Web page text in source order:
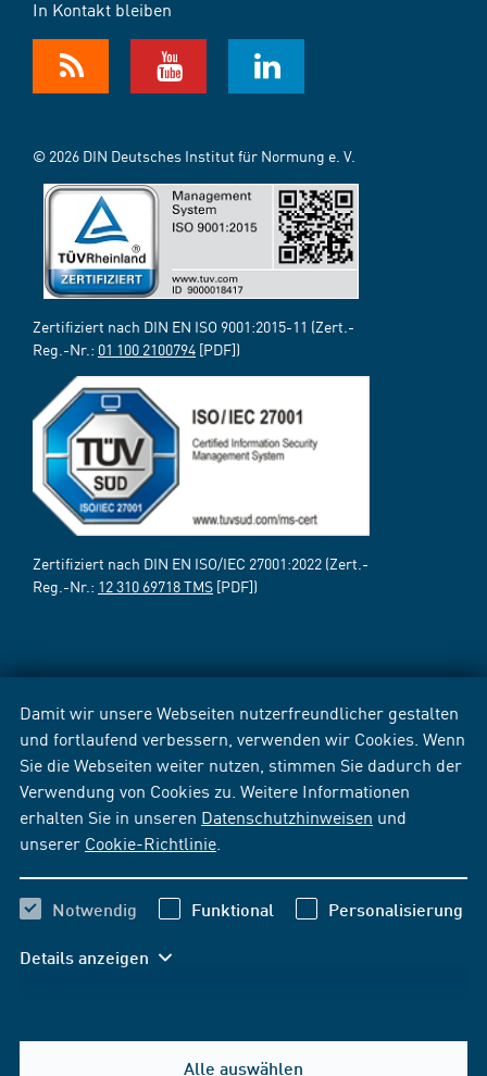
Damit wir unsere Webseiten nutzerfreundlicher gestalten
und fortlaufend verbessern, verwenden wir Cookies. Wenn
Sie die Webseiten weiter nutzen, stimmen Sie dadurch der
Verwendung von Cookies zu. Weitere Informationen
erhalten Sie in unseren Datenschutzhinweisen und
unserer Cookie-Richtlinie
Notwendig Funktional Personalisierung
Details anzeigen
Alle auswählen
In Kontakt bleiben
© 2026 DIN Deutsches Institut für Normung e. V.
Zertifiziert nach DIN EN ISO 9001:2015-11 (Zert.-
Reg.-Nr.: 01 100 2100794 [PDF])
Zertifiziert nach DIN EN ISO/IEC 27001:2022 (Zert.-
Reg.-Nr.: 12 310 69718 TMS [PDF])